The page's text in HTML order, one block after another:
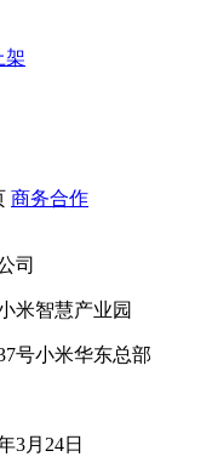
架
商务合作
司
米智慧产业园
号小米华东总部
3月24日